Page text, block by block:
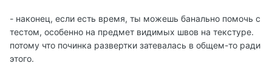
- наконец, если есть время, ты можешь банально помочь с
тестом, особенно на предмет видимых швов на текстуре.
потому что починка развертки затевалась в общем-то ради
этого.